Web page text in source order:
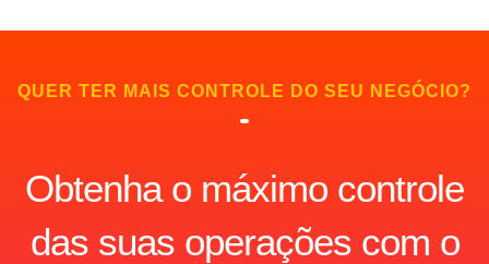
QUER TER MAIS CONTROLE DO SEU NEGÓCIO?
Obtenha o máximo controle
das suas operações com o